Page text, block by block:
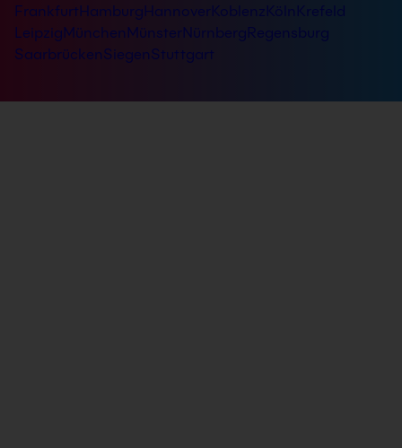
FrankfurtHamburgHannover
Krefeld
LeipzigMünchen Münster
SaarbrückenSiegen Stuttgart